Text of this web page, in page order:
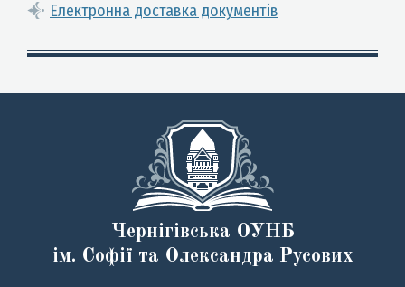
Електронна доставка документів
Чернігівська ОУНБ
ім. Софії та Олександра Русових